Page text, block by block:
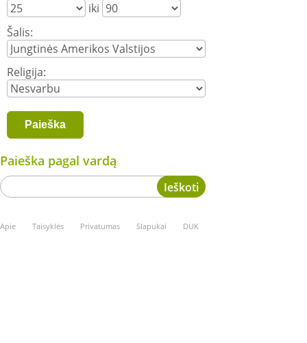
iki
Šalis:
Religija:
Paieška pagal vardą
Apie Taisyklės Privatumas Slapukai DUK